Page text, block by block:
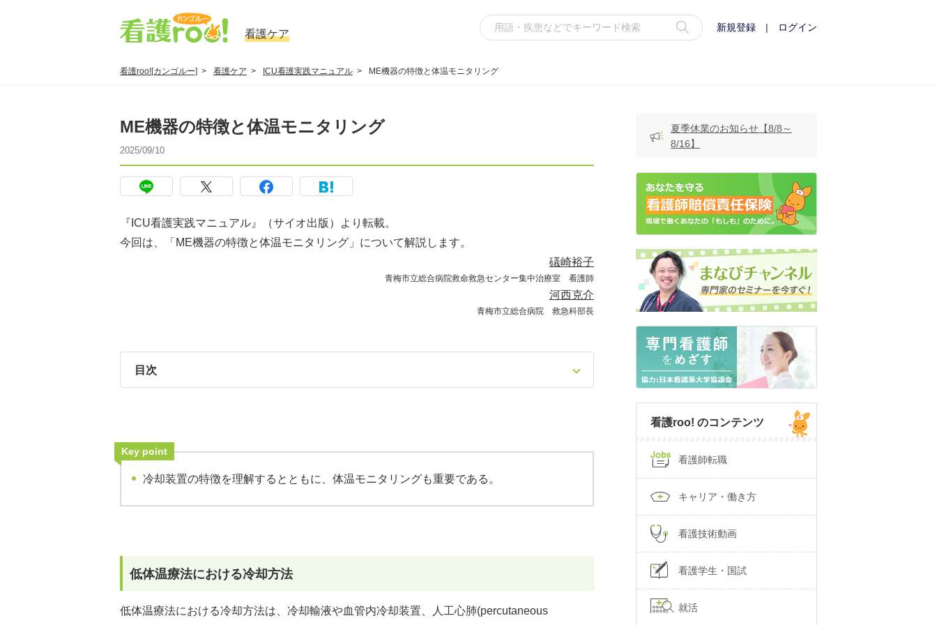
看護ケア
新規登録 | ログイン
看護roo![カンゴルー] 看護ケア ICU看護実践マニュアル ME機器の特徴と体温モニタリング
ME機器の特徴と体温モニタリング
2025/09/10
『ICU看護実践マニュアル』（サイオ出版）より転載。
今回は、「ME機器の特徴と体温モニタリング」について解説します。
礒崎裕子
青梅市立総合病院救命救急センター集中治療室 看護師
河西克介
青梅市立総合病院 救急科部長
目次
Key point
冷却装置の特徴を理解するとともに、体温モニタリングも重要である。
低体温療法における冷却方法
低体温療法における冷却方法は、冷却輸液や血管内冷却装置、人工心肺(percutaneous
夏季休業のお知らせ【8/8～
8/16】
看護roo! のコンテンツ
看護師転職
キャリア・働き方
看護技術動画
看護学生・国試
就活